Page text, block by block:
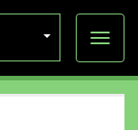
Näytä